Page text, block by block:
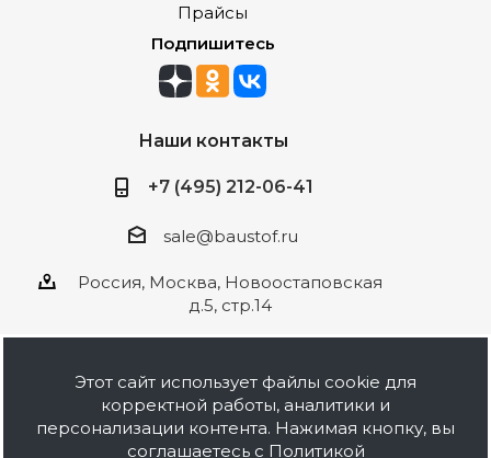
Прайсы
Подпишитесь
Наши контакты
+7 (495) 212-06-41
sale@baustof.ru
Россия, Москва, Новоостаповская
д.5, стр.14
2026 © ООО Баустов. Собственное
производство лакокрасочной продукции,
Этот сайт использует файлы cookie для
корректной работы, аналитики и
персонализации контента. Нажимая кнопку, вы
соглашаетесь с Политикой